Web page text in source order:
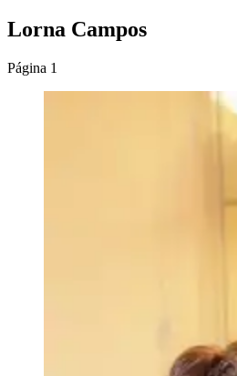
Lorna Campos
Página 1